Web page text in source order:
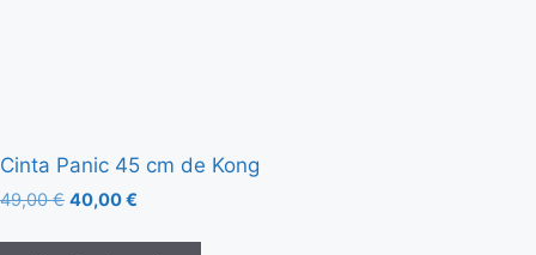
Cinta Panic 45 cm de Kong
49,00€ 40,00€